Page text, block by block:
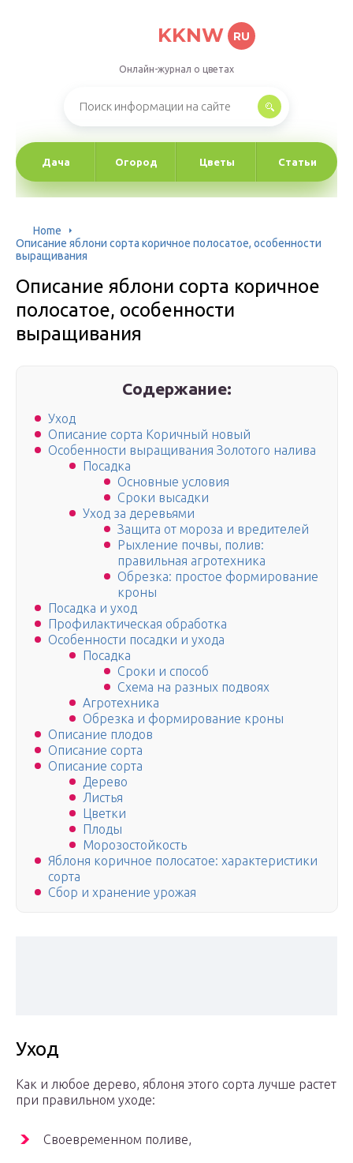
KKNW RU
Онлайн-журнал о цветах
Дача Огород Цветы Статьи
Home
Описание яблони сорта коричное полосатое, особенности
выращивания
Описание яблони сорта коричное
полосатое, особенности
выращивания
Содержание:
Уход
Описание сорта Коричный новый
Особенности выращивания Золотого налива
Посадка
Основные условия
Сроки высадки
Уход за деревьями
Защита от мороза и вредителей
Рыхление почвы, полив:
правильная агротехника
Обрезка: простое формирование
кроны
Посадка и уход
Профилактическая обработка
Особенности посадки и ухода
Посадка
Сроки и способ
Схема на разных подвоях
Агротехника
Обрезка и формирование кроны
Описание плодов
Описание сорта
Описание сорта
Дерево
Листья
Цветки
Плоды
Морозостойкость
Яблоня коричное полосатое: характеристики
сорта
Сбор и хранение урожая
Уход
Как и любое дерево, яблоня этого сорта лучше растет
при правильном уходе:
Своевременном поливе,